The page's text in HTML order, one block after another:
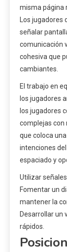
misma página
Los jugadores
señalar
comunicación
cohesiva que
cambiantes.
El trabajo en
los jugadores
los jugadores
complejas con
que coloca
intenciones
espaciado y
Utilizar
Fomentar un
mantener la
Desarrollar un
rápidos.